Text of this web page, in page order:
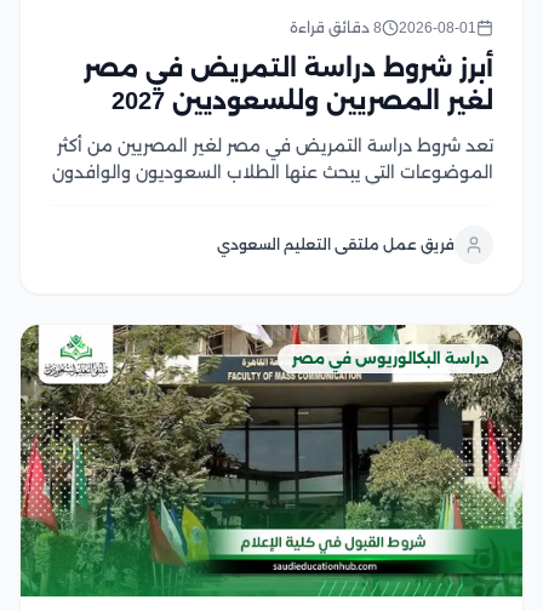
2026-08-01 8 دقائق قراءة
أبرز شروط دراسة التمريض في مصر
لغير المصريين وللسعوديين 2027
تعد شروط دراسة التمريض في مصر لغير المصريين من أكثر
الموضوعات التي يبحث عنها الطلاب السعوديون والوافدون
باعتراف واسع في العديد من الدول...
فريق عمل ملتقى التعليم السعودي
دراسة البكالوريوس في مصر